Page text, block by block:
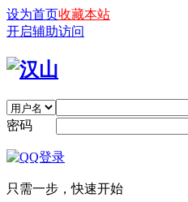
设为首页收藏本站
开启辅助访问
密码
只需一步，快速开始